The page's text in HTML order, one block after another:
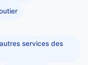
services des